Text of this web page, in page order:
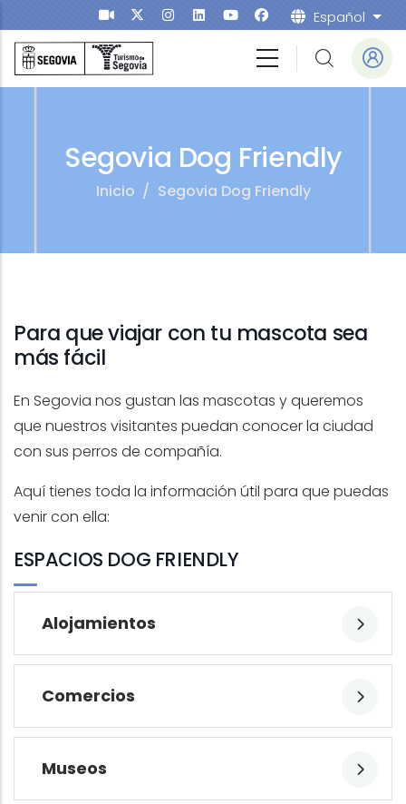
Salta al contenuto principale Español List
Segovia Dog Friendly
Inicio / Segovia Dog Friendly
Para que viajar con tu mascota sea
más fácil
En Segovia nos gustan las mascotas y queremos
que nuestros visitantes puedan conocer la ciudad
con sus perros de compañía.
Aquí tienes toda la información útil para que puedas
venir con ella:
ESPACIOS DOG FRIENDLY
Alojamientos
Comercios
Museos